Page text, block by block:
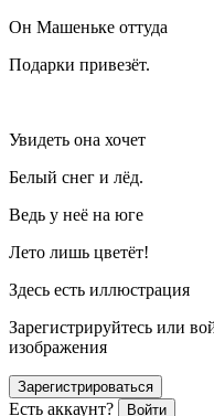
Он Машеньке оттуда
Подарки привезёт.
Увидеть она хочет
Белый снег и лёд.
Ведь у неё на юге
Лето лишь цветёт!
Здесь есть иллюстрация
Зарегистрируйтесь или
изображения
Зарегистрироваться
Есть аккаунт? Войти